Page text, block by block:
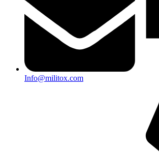
Info@militox.com